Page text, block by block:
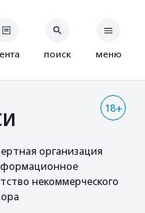
поиск меню
18+
организация
некоммерческого